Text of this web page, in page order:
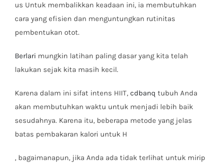
us Untuk membalikkan keadaan ini, ia membutuhkan
cara yang efisien dan menguntungkan rutinitas
pembentukan otot.
Berlari mungkin latihan paling dasar yang kita telah
lakukan sejak kita masih kecil.
Karena dalam ini sifat intens HIIT, cdbanq tubuh Anda
akan membutuhkan waktu untuk menjadi lebih baik
sesudahnya. Karena itu, beberapa metode yang jelas
batas pembakaran kalori untuk H
, bagaimanapun, jika Anda ada tidak terlihat untuk mirip